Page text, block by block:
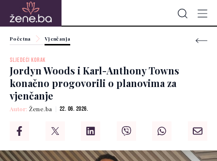
Početna Vjenčanja
SLJEDEĆI KORAK
Jordyn Woods i Karl-Anthony Towns
konačno progovorili o planovima za
vjenčanje
Autor:Žene.ba 22. 06. 2026.